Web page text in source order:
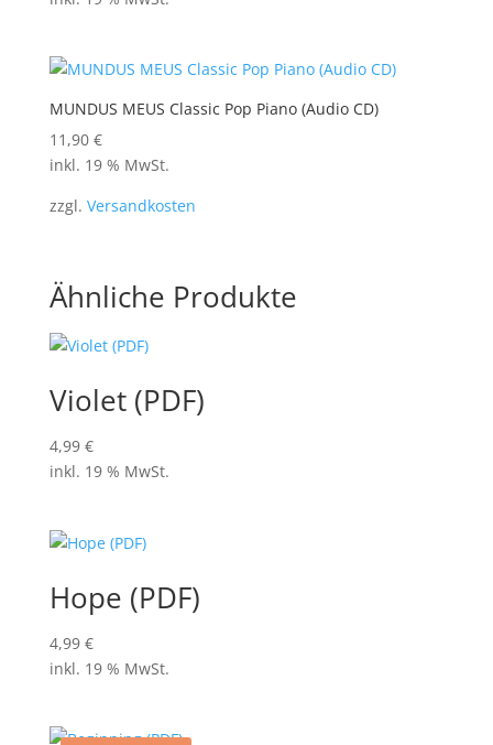
MUNDUS MEUS Classic Pop Piano (Audio CD)
11,90 €
inkl. 19 % MwSt.
zzgl. Versandkosten
Ähnliche Produkte
Violet (PDF)
4,99 €
inkl. 19 % MwSt.
Hope (PDF)
4,99 €
inkl. 19 % MwSt.